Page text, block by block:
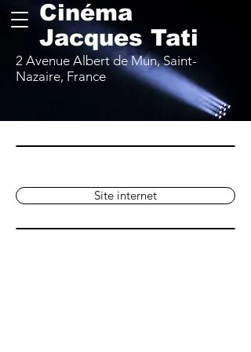
Cinéma
Jacques Tati
2 Avenue Albert de Mun, Saint-
Nazaire, France
Site internet